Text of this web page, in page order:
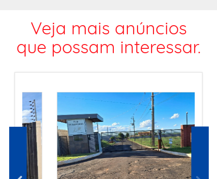
Veja mais anúncios
que possam interessar.